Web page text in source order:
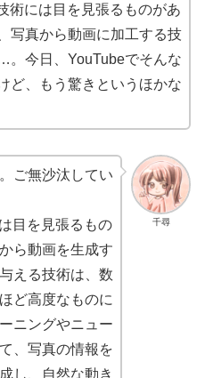
術には目を見張るものがあ
写真から動画に加工する技
今日、YouTubeでそんな
ど、もう驚きというほかな
千尋
ご無沙汰してい
目を見張るもの
ら動画を生成す
える技術は、数
ど高度なものに
ニングやニュー
、写真の情報を
し、自然な動き